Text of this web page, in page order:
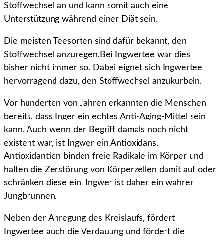
Stoffwechsel an und kann somit auch eine
Unterstützung während einer Diät sein.
Die meisten Teesorten sind dafür bekannt, den
Stoffwechsel anzuregen.Bei Ingwertee war dies
bisher nicht immer so. Dabei eignet sich Ingwertee
hervorragend dazu, den Stoffwechsel anzukurbeln.
Vor hunderten von Jahren erkannten die Menschen
bereits, dass Inger ein echtes Anti-Aging-Mittel sein
kann. Auch wenn der Begriff damals noch nicht
existent war, ist Ingwer ein Antioxidans.
Antioxidantien binden freie Radikale im Körper und
halten die Zerstörung von Körperzellen damit auf oder
schränken diese ein. Ingwer ist daher ein wahrer
Jungbrunnen.
Neben der Anregung des Kreislaufs, fördert
Ingwertee auch die Verdauung und fördert die